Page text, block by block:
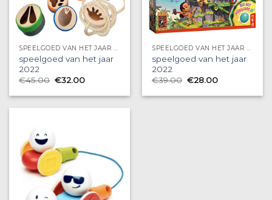
SPEELGOED VAN HET JAAR 2022
speelgoed van het jaar
2022
€45.00 €32.00
SPEELGOED VAN HET JAAR 2022
speelgoed van het jaar
2022
€39.00 €28.00